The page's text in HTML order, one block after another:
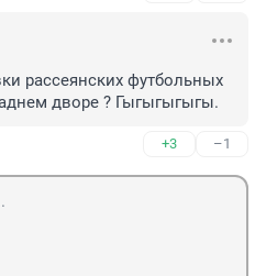
рассеянских футбольных
дворе ? Гыгыгыгыгы.
+3 –1